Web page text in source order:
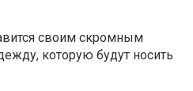
своим скромным
которую будут носить